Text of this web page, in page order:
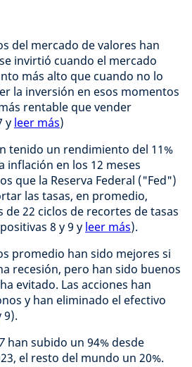
del mercado de valores han
invirtió cuando el mercado
más alto que cuando no lo
la inversión en esos momentos
rentable que vender
y leer más)
tenido un rendimiento del 11%
inflación en los 12 meses
que la Reserva Federal ("Fed")
las tasas, en promedio,
de 22 ciclos de recortes de tasas
8 y 9 y leer más).
promedio han sido mejores si
recesión, pero han sido buenos
evitado. Las acciones han
y han eliminado el efectivo
9).
han subido un 94% desde
el resto del mundo un 20%.